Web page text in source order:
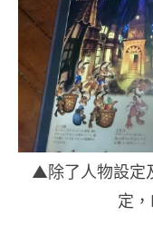
▲除了人物設定
定